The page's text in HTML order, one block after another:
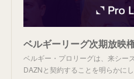
ベルギーリーグ次期放映
ベルギー・プロリーグは、来シー
DAZNと契約することを明らかに